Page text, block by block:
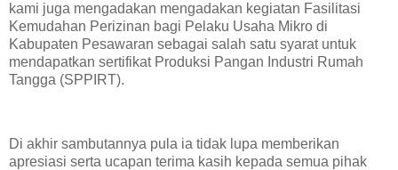
kami juga mengadakan mengadakan kegiatan Fasilitasi
Kemudahan Perizinan bagi Pelaku Usaha Mikro di
Kabupaten Pesawaran sebagai salah satu syarat untuk
mendapatkan sertifikat Produksi Pangan Industri Rumah
Tangga (SPPIRT).
Di akhir sambutannya pula ia tidak lupa memberikan
apresiasi serta ucapan terima kasih kepada semua pihak